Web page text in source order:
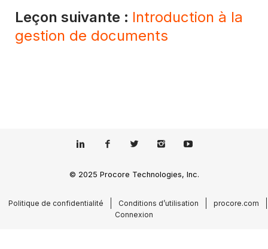
Leçon suivante : Introduction à la
gestion de documents
© 2025 Procore Technologies, Inc.
Politique de confidentialité Conditions d’utilisation
procore.com
Connexion